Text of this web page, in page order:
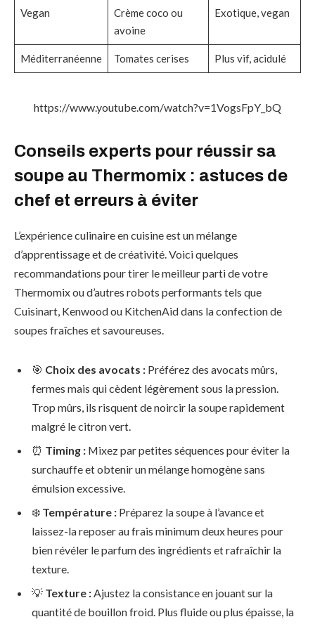
Vegan
Crème coco ou
avoine
Exotique, vegan
Méditerranéenne Tomates cerises Plus vif, acidulé
https://www.youtube.com/watch?v=1VogsFpY_bQ
Conseils experts pour réussir sa
soupe au Thermomix : astuces de
chef et erreurs à éviter
L’expérience culinaire en cuisine est un mélange
d’apprentissage et de créativité. Voici quelques
recommandations pour tirer le meilleur parti de votre
Thermomix ou d’autres robots performants tels que
Cuisinart, Kenwood ou KitchenAid dans la confection de
soupes fraîches et savoureuses.
🎯 Choix des avocats : Préférez des avocats mûrs,
fermes mais qui cèdent légèrement sous la pression.
Trop mûrs, ils risquent de noircir la soupe rapidement
malgré le citron vert.
⏰ Timing : Mixez par petites séquences pour éviter la
surchauffe et obtenir un mélange homogène sans
émulsion excessive.
❄️ Température : Préparez la soupe à l’avance et
laissez-la reposer au frais minimum deux heures pour
bien révéler le parfum des ingrédients et rafraîchir la
texture.
💡 Texture : Ajustez la consistance en jouant sur la
quantité de bouillon froid. Plus fluide ou plus épaisse, la